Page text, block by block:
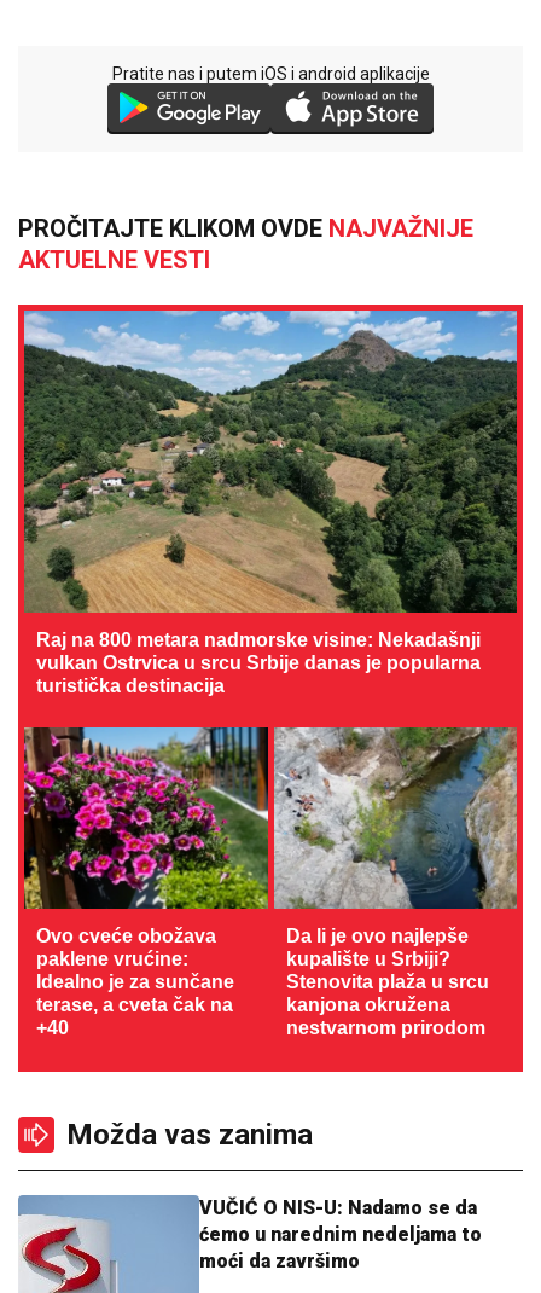
Pratite nas i putem iOS i android aplikacije
PROČITAJTE KLIKOM OVDE NAJVAŽNIJE
AKTUELNE VESTI
Raj na 800 metara nadmorske visine: Nekadašnji
vulkan Ostrvica u srcu Srbije danas je popularna
turistička destinacija
Ovo cveće obožava
paklene vrućine:
Idealno je za sunčane
terase, a cveta čak na
+40
Da li je ovo najlepše
kupalište u Srbiji?
Stenovita plaža u srcu
kanjona okružena
nestvarnom prirodom
Možda vas zanima
VUČIĆ O NIS-U: Nadamo se da
ćemo u narednim nedeljama to
moći da završimo